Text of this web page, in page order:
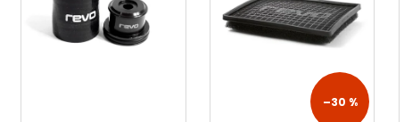
–30 %
RSR-PERFORMANCE DÁRKOVÝ POUKAZ
VOUCHER ON-LINE
100 Kč